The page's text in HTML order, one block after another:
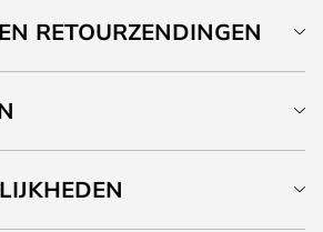
RETOURZENDINGEN